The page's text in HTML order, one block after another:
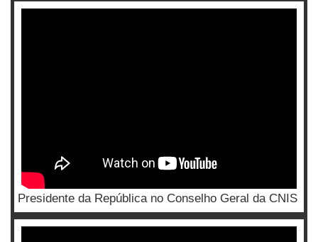
Presidente da República no Conselho Geral da CNIS